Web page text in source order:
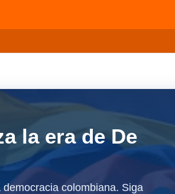
la era de De
colombiana. Siga